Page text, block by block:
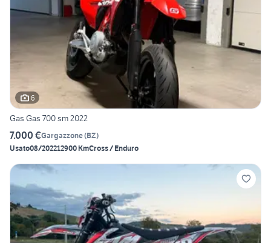
6
Gas Gas 700 sm 2022
7.000 €Gargazzone(BZ)
Usato08/202212900 KmCross / Enduro